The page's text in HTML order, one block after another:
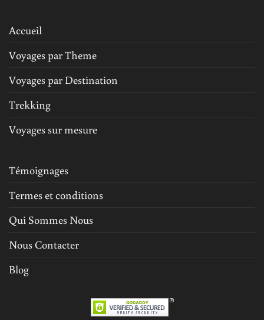
Accueil
Voyages par Theme
Voyages par Destination
Trekking
Voyages sur mesure
Témoignages
Termes et conditions
Qui Sommes Nous
Nous Contacter
Blog